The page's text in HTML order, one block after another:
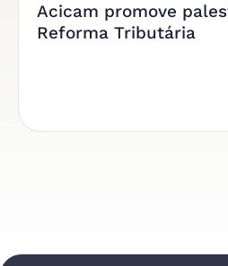
Acicam promove
Reforma Tributária